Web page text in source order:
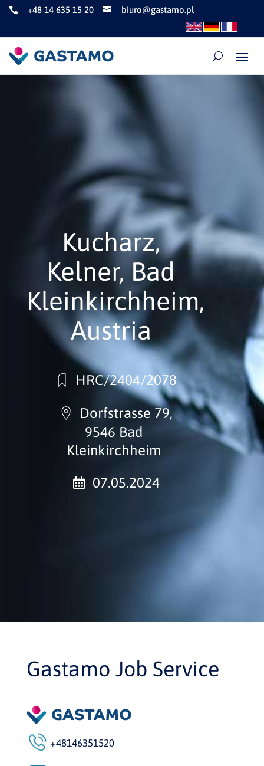
 +48 14 635 15 20  biuro@gastamo.pl
Kucharz,
Kelner, Bad
Kleinkirchheim,
Austria
HRC/2404/2078
Dorfstrasse 79,
9546 Bad
Kleinkirchheim
07.05.2024
Gastamo Job Service
+48146351520